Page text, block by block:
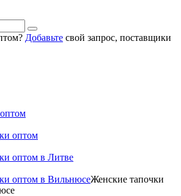
Добавьте свой запрос, поставщики
оптом
оптом в Литве
оптом в ВильнюсеЖенские тапочки